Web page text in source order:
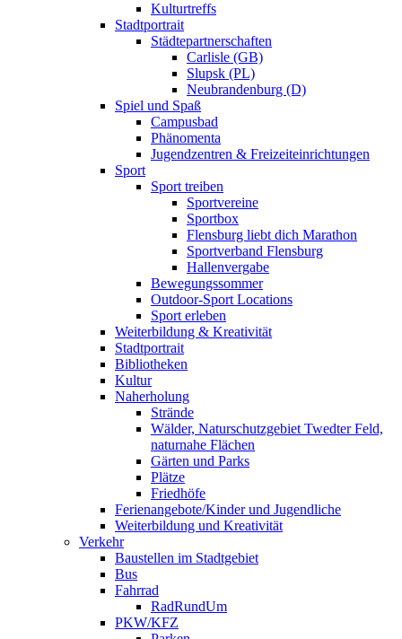
Kulturtreffs
Stadtportrait
Städtepartnerschaften
Carlisle (GB)
Slupsk (PL)
Neubrandenburg (D)
Spiel und Spaß
Campusbad
Phänomenta
Jugendzentren & Freizeiteinrichtungen
Sport
Sport treiben
Sportvereine
Sportbox
Flensburg liebt dich Marathon
Sportverband Flensburg
Hallenvergabe
Bewegungssommer
Outdoor-Sport Locations
Sport erleben
Weiterbildung & Kreativität
Stadtportrait
Bibliotheken
Kultur
Naherholung
Strände
Wälder, Naturschutzgebiet Twedter Feld,
naturnahe Flächen
Gärten und Parks
Plätze
Friedhöfe
Ferienangebote/Kinder und Jugendliche
Weiterbildung und Kreativität
Verkehr
Baustellen im Stadtgebiet
Bus
Fahrrad
RadRundUm
PKW/KFZ